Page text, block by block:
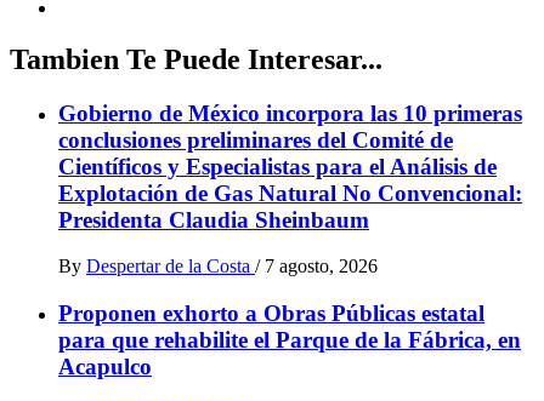
Tambien Te Puede Interesar...
Gobierno de México incorpora las 10 primeras
conclusiones preliminares del Comité de
Científicos y Especialistas para el Análisis de
Explotación de Gas Natural No Convencional:
Presidenta Claudia Sheinbaum
By Despertar de la Costa / 7 agosto, 2026
Proponen exhorto a Obras Públicas estatal
para que rehabilite el Parque de la Fábrica, en
Acapulco